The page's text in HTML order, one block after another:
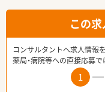
この
コンサルタントへ求人情報
薬局・病院等への直接応募
1